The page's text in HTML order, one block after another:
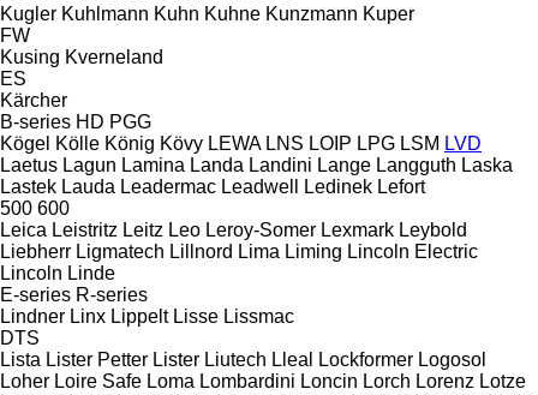
Kugler Kuhlmann Kuhn Kuhne Kunzmann Kuper
FW
Kusing Kverneland
ES
Kärcher
B-series HD PGG
Kögel Kölle König Kövy LEWA LNS LOIP LPG LSM LVD
Laetus Lagun Lamina Landa Landini Lange Langguth Laska
Lastek Lauda Leadermac Leadwell Ledinek Lefort
500 600
Leica Leistritz Leitz Leo Leroy-Somer Lexmark Leybold
Liebherr Ligmatech Lillnord Lima Liming Lincoln Electric
Lincoln Linde
E-series R-series
Lindner Linx Lippelt Lisse Lissmac
DTS
Lista Lister Petter Lister Liutech Lleal Lockformer Logosol
Loher Loire Safe Loma Lombardini Loncin Lorch Lorenz Lotze